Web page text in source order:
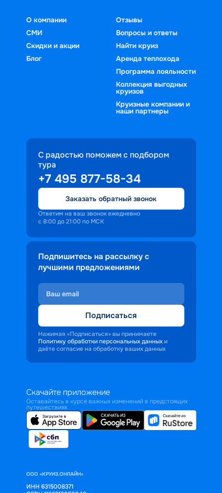
О компании
СМИ
Скидки и акции
Блог
Отзывы
Вопросы и ответы
Найти круиз
Аренда теплохода
Программа лояльности
Коллекция выгодных
круизов
Круизные компании и
наши партнеры
С радостью поможем с подбором
тура
+7 495 877-58-34
Заказать обратный звонок
Ответим на ваш звонок ежедневно
с 8:00 до 21:00 по МСК
Подпишитесь на рассылку с
лучшими предложениями
Подписаться
Нажимая «Подписаться» вы принимаете
Политику обработки персональных данных и
даёте согласие на обработку ваших данных
Скачайте приложение
Оставайтесь в курсе важных изменений в предстоящих
путешествиях
ООО «КРУИЗ.ОНЛАЙН»
ИНН 6315008371